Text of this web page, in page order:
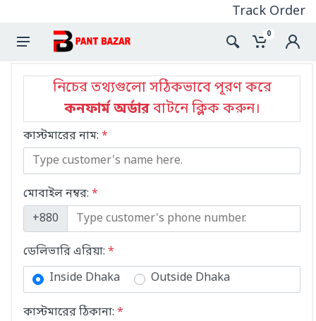
Track Order
0
নিচের তথ্যগুলো সঠিকভাবে পূরণ করে
কনফার্ম অর্ডারবাটনে ক্লিক করুন।
কাস্টমারের নাম: *
মোবাইল নম্বর: *
+880
ডেলিভারি এরিয়া: *
Inside Dhaka
Outside Dhaka
কাস্টমারের ঠিকানা: *